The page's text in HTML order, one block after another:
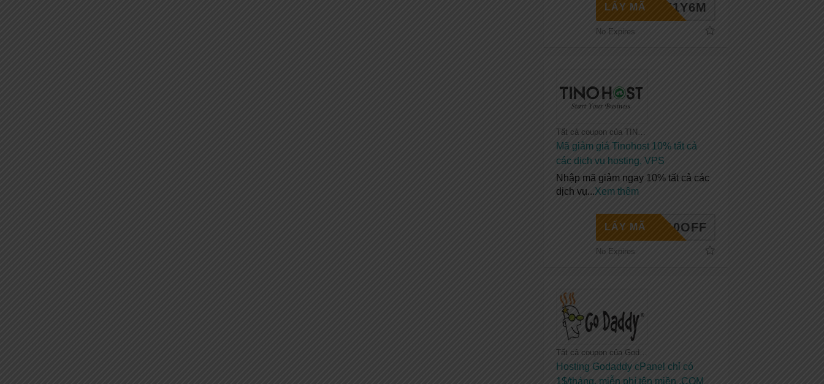
HE1Y6M
LẤY MÃ
No Expires
Tất cả coupon của TINOHOST
Mã giảm giá Tinohost 10% tất cả
các dịch vụ hosting, VPS
Nhập mã giảm ngay 10% tất cả các
dịch vụ...Xem thêm
INO10OFF
LẤY MÃ
No Expires
Hosting Godaddy cPanel chỉ có
1$/tháng, miễn phí tên miền .COM